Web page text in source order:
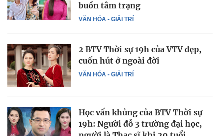
VĂN HÓA - GIẢI TRÍ
buồn tâm trạng
VĂN HÓA - GIẢI TRÍ
2 BTV Thời sự 19h của VTV đẹp,
cuốn hút ở ngoài đời
Học vấn khủng của BTV Thời sự
19h: Người đỗ 3 trường đại học,